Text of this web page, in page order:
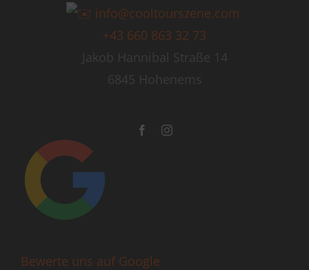
info@cooltourszene.com
+43 660 863 32 73
Jakob Hannibal Straße 14
6845 Hohenems
Bewerte uns auf Google